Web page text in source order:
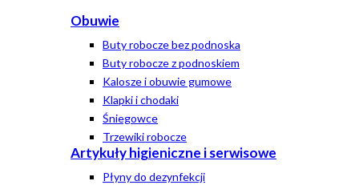
Obuwie
Buty robocze bez podnoska
Buty robocze z podnoskiem
Kalosze i obuwie gumowe
Klapki i chodaki
Śniegowce
Trzewiki robocze
Artykuły higieniczne i serwisowe
Płyny do dezynfekcji